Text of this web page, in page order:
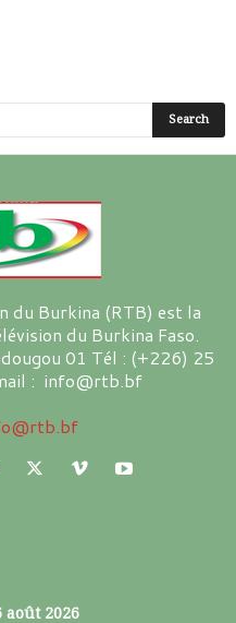
du Burkina (RTB) est la
du Burkina Faso.
01 Tél : (+226) 25
: info@rtb.bf
août 2026